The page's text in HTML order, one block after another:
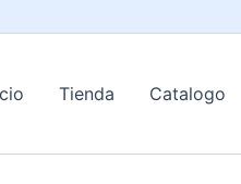
Tienda Catalogo